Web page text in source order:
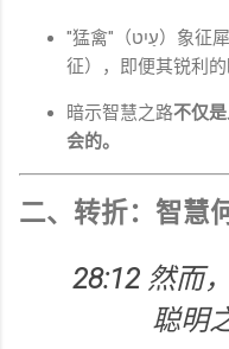
"猛禽"（עַיִט）象征犀利的视觉（在圣经中常用于捕猎象
征），即便其锐利
暗示智慧之路不仅
会的。
二、转折：智慧
28:12然而
聪明